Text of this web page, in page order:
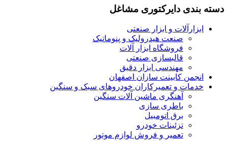
دسته بندی دایرکتوری مشاغل
ابزارآلات و ابزار صنعتی
صنعت هیدرولیک و پنوماتیک
فروشگاه ابزار آلات
قالبسازی صنعتی
مهندسی ابزار دقیق
انجمن کابینت سازان اصفهان
خدمات و تعمیرکاران خودروهای سبک و سنگین
آهنگری ماشین آلات سنگین
باطری سازی
برق اتومبیل
تزئینات خودرو
تعمیر و فروش لوازم موتور